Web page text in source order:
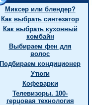
Миксер или блендер?
Как выбрать синтезатор
Как выбрать кухонный
комбайн
Выбираем фен для
волос
Подбираем кондиционер
Утюги
Кофеварки
Телевизоры. 100-
герцовая технология